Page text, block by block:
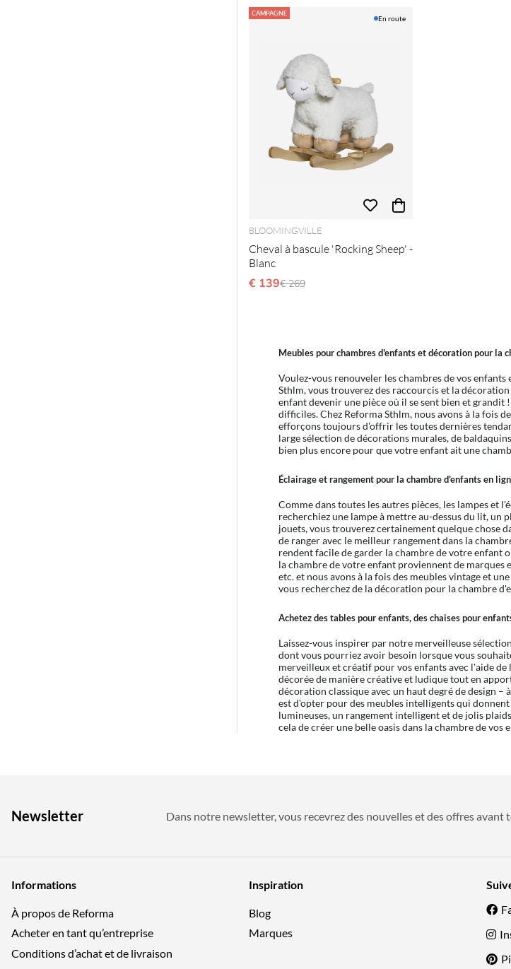
CAMPAGNE
En route
BLOOMINGVILLE
Cheval à bascule 'Rocking Sheep' -
Blanc
€ 139Prix régulier:
€ 269
Meubles pour chambres d'enfants et décoration pour la
Voulez-vous renouveler les chambres de vos
Sthlm, vous trouverez des raccourcis et la
enfant devenir une pièce où il se sent bien et
difficiles. Chez Reforma Sthlm, nous avons à la fois
efforçons toujours d'offrir les toutes dernières
large sélection de décorations murales, de
bien plus encore pour que votre enfant ait une
Éclairage et rangement pour la chambre d'enfants en
Comme dans toutes les autres pièces, les lampes et
recherchiez une lampe à mettre au-dessus du lit, un
jouets, vous trouverez certainement quelque chose
de ranger avec le meilleur rangement dans la
rendent facile de garder la chambre de votre enfant
la chambre de votre enfant proviennent de marques
etc. et nous avons à la fois des meubles vintage et
vous recherchez de la décoration pour la chambre
Achetez des tables pour enfants, des chaises pour
Laissez-vous inspirer par notre merveilleuse
dont vous pourriez avoir besoin lorsque vous
merveilleux et créatif pour vos enfants avec l'aide
décorée de manière créative et ludique tout en
décoration classique avec un haut degré de design
est d'opter pour des meubles intelligents qui
lumineuses, un rangement intelligent et de jolis
cela de créer une belle oasis dans la chambre de vos
Newsletter Dans notre newsletter, vous recevrez des nouvelles et des offres avant
Informations
À propos de Reforma
Acheter en tant qu’entreprise
Conditions d’achat et de livraison
Inspiration
Blog
Marques